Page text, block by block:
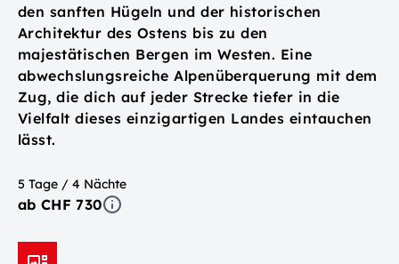
den sanften Hügeln und der historischen
Architektur des Ostens bis zu den
majestätischen Bergen im Westen. Eine
abwechslungsreiche Alpenüberquerung mit dem
Zug, die dich auf jeder Strecke tiefer in die
Vielfalt dieses einzigartigen Landes eintauchen
lässt.
5 Tage / 4 Nächte
ab CHF 730